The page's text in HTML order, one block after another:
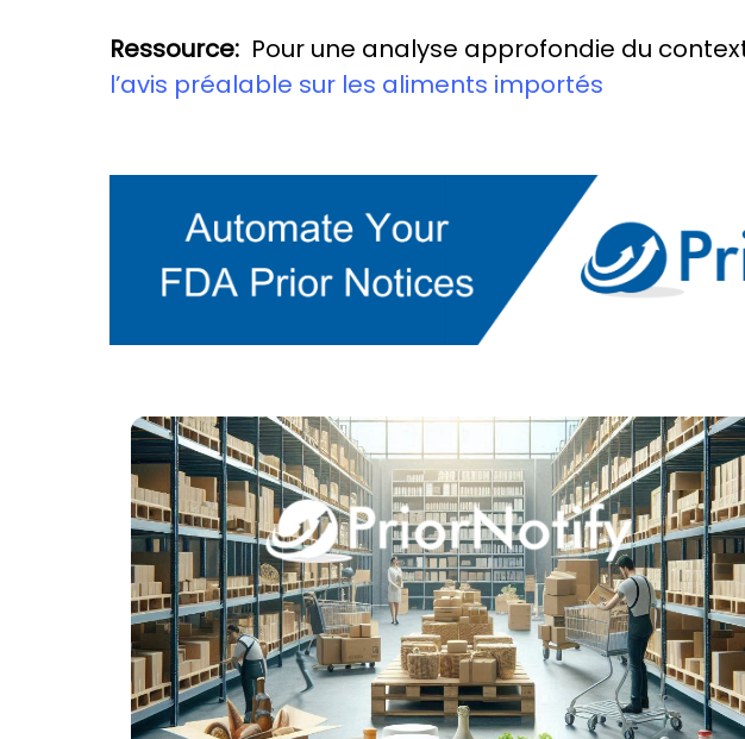
Ressource: Pour une analyse approfondie du
l’avis préalable sur les aliments importés